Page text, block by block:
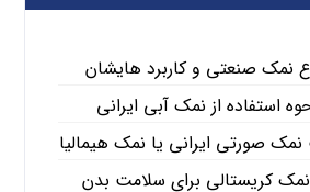
نمک صنعتی و کاربرد هایشان
استفاده از نمک آبی ایرانی
صورتی ایرانی یا نمک هیمالیا
کریستالی برای سلامت بدن